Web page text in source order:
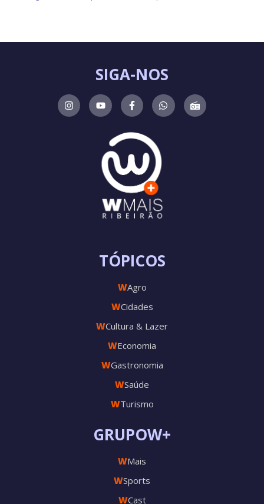
GRUPOW+
WMais
WSports
WCast
TÓPICOS
WAgro
WCidades
WCultura & Lazer
WEconomia
WGastronomia
WSaúde
WTurismo
SIGA-NOS